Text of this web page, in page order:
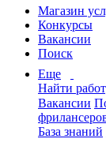
Магазин
Конкурсы
Вакансии
Поиск
Еще
Найти
Вакансии
База знаний